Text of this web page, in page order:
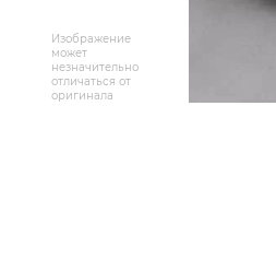
Новинки
Изображение
может
незначительно
отличаться от
оригинала